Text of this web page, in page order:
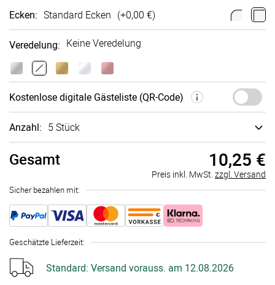
Ecken: Standard Ecken (+0,00 €)
Veredelung: Keine Veredelung
Kosten­lose digi­tale Gäste­liste (QR-Code)
Anzahl: 5 Stück
Gesamt 10,25 €
Preis inkl. MwSt. zzgl. Versand
Sicher bezahlen mit:
Geschätzte Lieferzeit:
Standard: Versand vorauss. am 12.08.2026